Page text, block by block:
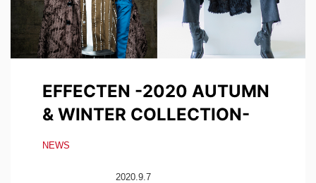
EFFECTEN -2020 AUTUMN
& WINTER COLLECTION-
NEWS
2020.9.7